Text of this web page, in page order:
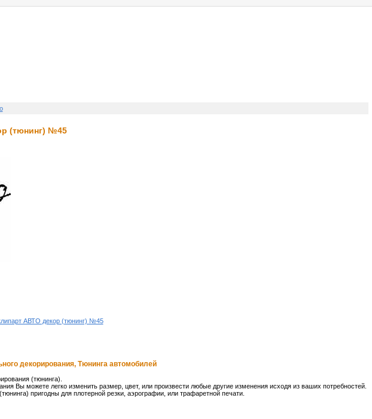
(тюнинг) №45
АВТО декор (тюнинг) №45
декорирования, Тюнинга автомобилей
(тюнинга).
Вы можете легко изменить размер, цвет, или произвести любые другие изменения исходя из ваших потребностей.
пригодны для плотерной резки, аэрографии, или трафаретной печати.